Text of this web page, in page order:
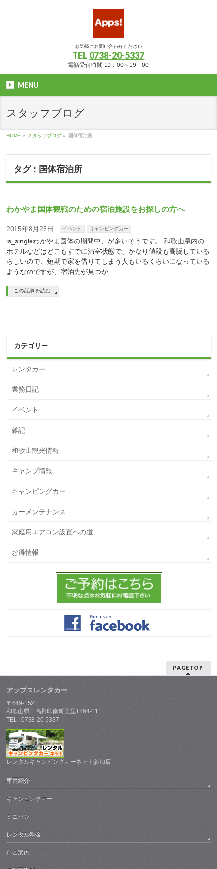
お気軽にお問い合わせください
TEL 0738-20-5337
電話受付時間 10：00～19：00
MENU
スタッフブログ
HOME » スタッフブログ » 国体宿泊所
タグ : 国体宿泊所
わかやま国体観戦のための宿泊施設をお探しの方へ
2015年8月25日 イベント キャンピングカー
is_singleわかやま国体の期間中、が多いそうです。 和歌山県内の
ホテルなどはどこもすでに満室状態で、かなり値段も高騰している
らしいので、短期で家を借りてしまう人もいるくらいになっている
ようなのですが、宿泊先が見つか …
この記事を読む
カテゴリー
レンタカー
業務日記
イベント
雑記
和歌山観光情報
キャンプ情報
キャンピングカー
カーメンテナンス
家庭用エアコン設置への道
お得情報
PAGETOP
アップスレンタカー
〒649-1521
和歌山県日高郡印南町美里1264-11
TEL : 0738-20-5337
レンタルキャンピングカーネット参加店
車両紹介
キャンピングカー
ミニバン
レンタル料金
料金案内